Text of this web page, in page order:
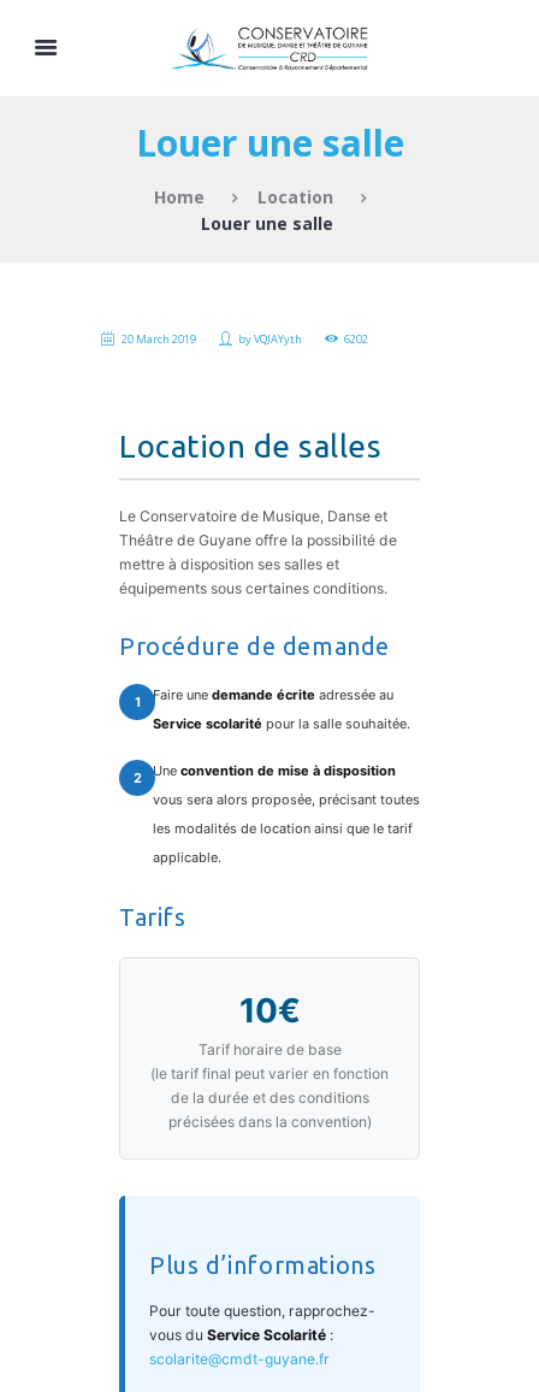
Louer une salle
Home
Location
Louer une salle
20 March 2019 byVQJAYyth 6202
Location de salles
Le Conservatoire de Musique, Danse et
Théâtre de Guyane offre la possibilité de
mettre à disposition ses salles et
équipements sous certaines conditions.
Procédure de demande
Faire une demande écrite adressée au
Service scolarité pour la salle souhaitée.
Une convention de mise à disposition
vous sera alors proposée, précisant toutes
les modalités de location ainsi que le tarif
applicable.
Tarifs
10€
Tarif horaire de base
(le tarif final peut varier en fonction
de la durée et des conditions
précisées dans la convention)
Plus d’informations
Pour toute question, rapprochez-
vous du Service Scolarité :
scolarite@cmdt-guyane.fr